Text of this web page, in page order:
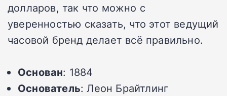
долларов, так что можно с
уверенностью сказать, что этот ведущий
часовой бренд делает всё правильно.
Основан: 1884
Основатель: Леон Брайтлинг